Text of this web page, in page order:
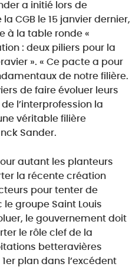
a initié lors de
CGB le 15 janvier dernier,
à la table ronde «
: deux piliers pour la
». « Ce pacte a pour
de notre filière.
de faire évoluer leurs
l’interprofession la
véritable filière
Sander.
autant les planteurs
la récente création
pour tenter de
groupe Saint Louis
le gouvernement doit
le rôle clef de la
betteravières
plan dans l’excédent